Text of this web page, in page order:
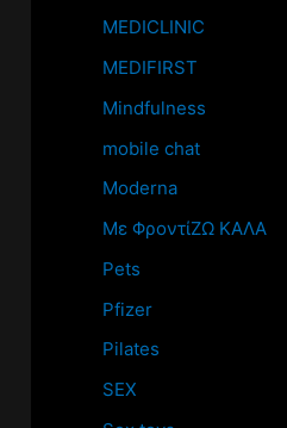
MEDICLINIC
MEDIFIRST
Mindfulness
mobile chat
Moderna
Mε ΦροντίΖΩ ΚΑΛΑ
Pets
Pfizer
Pilates
SEX